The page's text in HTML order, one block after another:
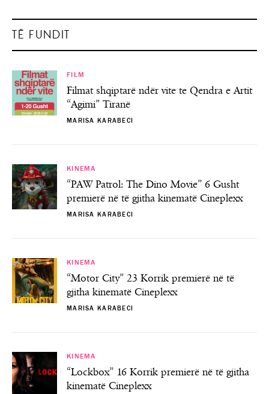
TË FUNDIT
FILM
Filmat shqiptarë ndër vite te Qendra e Artit
“Agimi” Tiranë
MARISA KARABECI
KINEMA
“PAW Patrol: The Dino Movie” 6 Gusht
premierë në të gjitha kinematë Cineplexx
MARISA KARABECI
KINEMA
“Motor City” 23 Korrik premierë në të
gjitha kinematë Cineplexx
MARISA KARABECI
KINEMA
“Lockbox” 16 Korrik premierë në të gjitha
kinematë Cineplexx